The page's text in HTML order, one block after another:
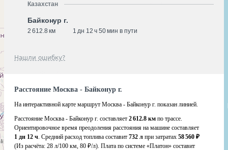
Казахстан
Байконур г.
2 612.8 км 1 дн 12 ч 50 мин в пути
Нашли ошибку?
Расстояние Москва - Байконур г.
На интерактивной карте маршрут Москва - Байконур г. показан линией.
Расстояние Москва - Байконур г. составляет 2 612.8 км по трассе.
Ориентировочное время преодоления расстояния на машине составляет
1 дн 12 ч. Средний расход топлива составит 732 л при затратах 58 560 ₽
(Из расчёта: 28 л/100 км, 80 ₽/л). Плата по системе «Платон» составит